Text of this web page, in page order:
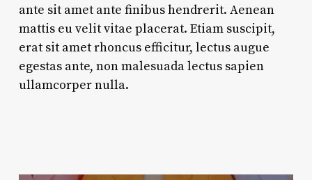
ante sit amet ante finibus hendrerit. Aenean
mattis eu velit vitae placerat. Etiam suscipit,
erat sit amet rhoncus efficitur, lectus augue
egestas ante, non malesuada lectus sapien
ullamcorper nulla.